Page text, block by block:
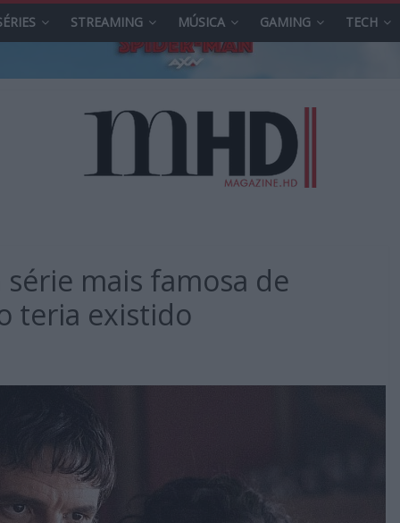
STREAMING MÚSICA GAMING TECH
mais famosa de
teria existido